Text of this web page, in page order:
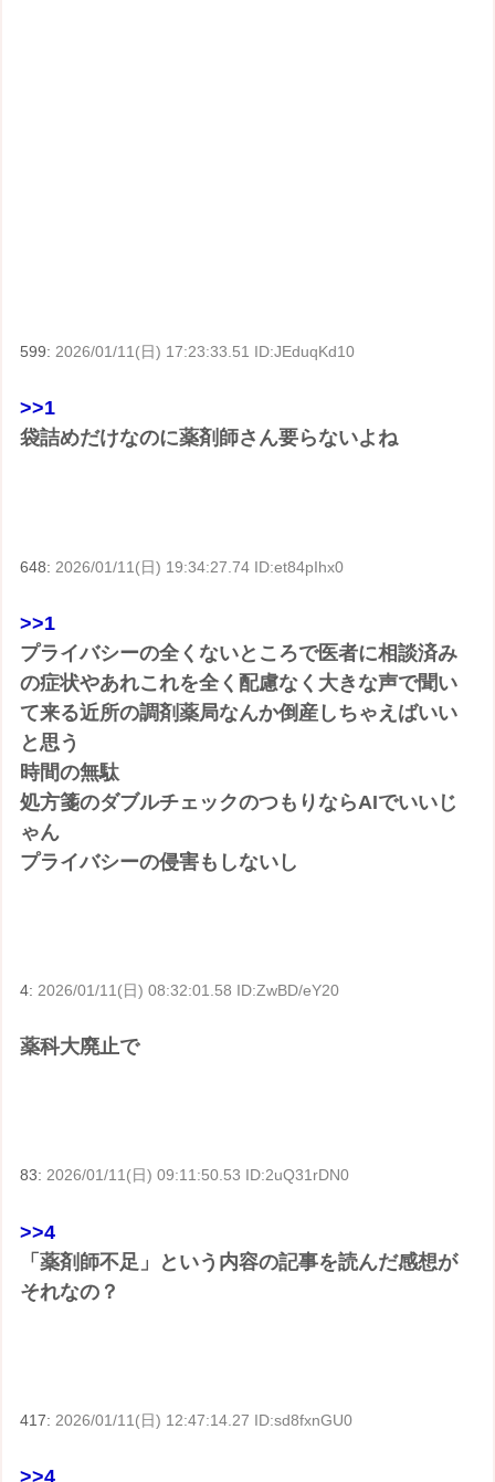
599:2026/01/11(日) 17:23:33.51 ID:JEduqKd10
>>1
袋詰めだけなのに薬剤師さん要らないよね
648: 2026/01/11(日) 19:34:27.74 ID:et84pIhx0
>>1
プライバシーの全くないところで医者に相談済み
の症状やあれこれを全く配慮なく大きな声で聞い
て来る近所の調剤薬局なんか倒産しちゃえばいい
と思う
時間の無駄
処方箋のダブルチェックのつもりならAIでいいじ
ゃん
プライバシーの侵害もしないし
4: 2026/01/11(日) 08:32:01.58 ID:ZwBD/eY20
薬科大廃止で
83:2026/01/11(日) 09:11:50.53 ID:2uQ31rDN0
>>4
「薬剤師不足」という内容の記事を読んだ感想が
それなの？
417: 2026/01/11(日) 12:47:14.27 ID:sd8fxnGU0
>>4